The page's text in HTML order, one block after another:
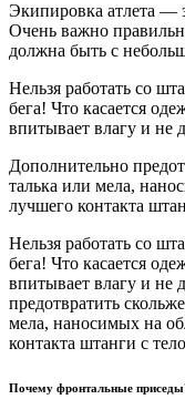
Экипировка атлета —
Очень важно
должна быть с
Нельзя работать со
бега! Что касается
впитывает влагу и не
Дополнительно
талька или мела,
лучшего контакта
Нельзя работать со
бега! Что касается
впитывает влагу и не
предотвратить
мела, наносимых на
контакта штанги с
Почему фронтальные